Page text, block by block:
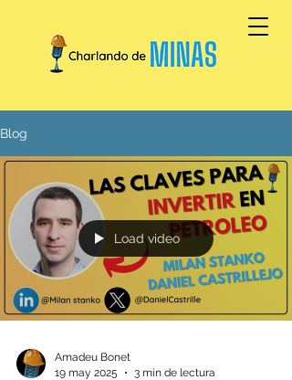
Blog
Load video
Amadeu Bonet
19 may 2025
3 min de lectura